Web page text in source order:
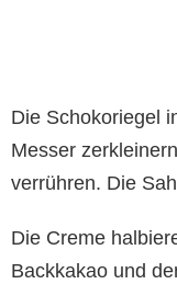
Die Schokoriegel
Messer
verrühren. Die
Die Creme
Backkakao und